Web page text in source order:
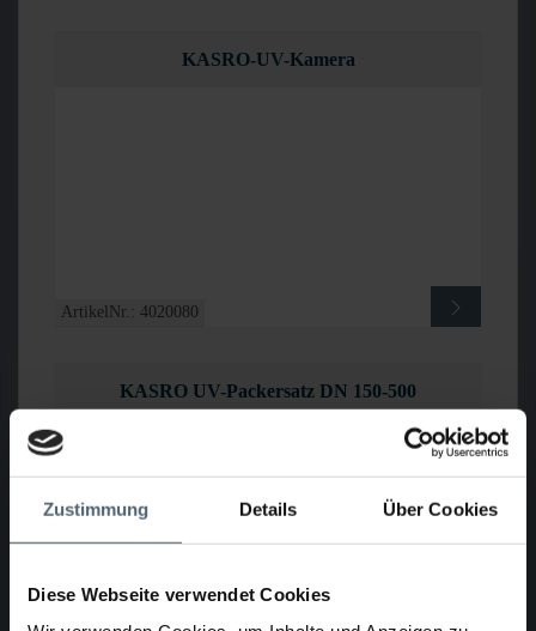
Zustimmung Details Über Cookies
Diese Webseite verwendet Cookies
KASRO-UV-Kamera
ArtikelNr.: 4020080
KASRO UV-Packersatz DN 150-500